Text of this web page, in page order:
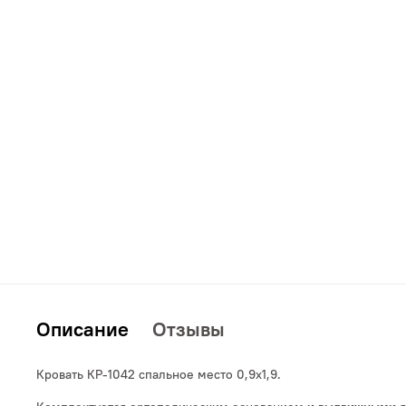
Описание Отзывы
Кровать КР-1042 спальное место 0,9х1,9.